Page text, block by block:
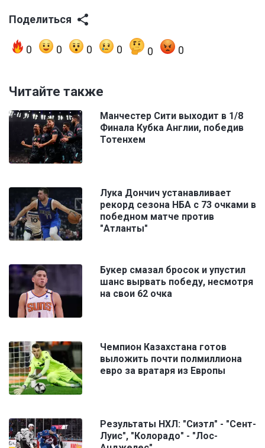
Поделиться
0 0 0 0 0 0
Читайте также
Манчестер Сити выходит в 1/8
Финала Кубка Англии, победив
Тотенхем
Лука Дончич устанавливает
рекорд сезона НБА с 73 очками в
победном матче против
"Атланты"
Букер смазал бросок и упустил
шанс вырвать победу, несмотря
на свои 62 очка
Чемпион Казахстана готов
выложить почти полмиллиона
евро за вратаря из Европы
Результаты НХЛ: "Сиэтл" - "Сент-
Луис", "Колорадо" - "Лос-